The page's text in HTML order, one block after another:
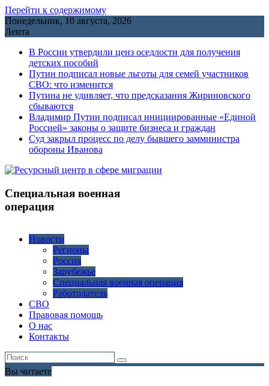
Перейти к содержимому
Понедельник, 10 августа, 2026
Лента
В России утвердили ценз оседлости для получения
детских пособий
Путин подписал новые льготы для семей участников
СВО: что изменится
Путина не удивляет, что предсказания Жириновского
сбываются
Владимир Путин подписал инициированные «Единой
Россией» законы о защите бизнеса и граждан
Cуд закрыл процесс по делу бывшего замминистра
обороны Иванова
Специальная военная
операция
Новости
Регионы
Россия
Зарубежье
Специальная военная операция
Работодатель
СВО
Правовая помощь
О нас
Контакты
Вы читаете